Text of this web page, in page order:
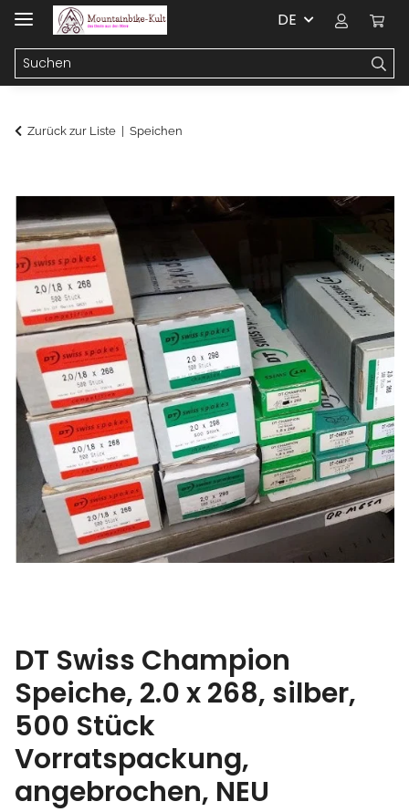
DE
Zurück zur Liste Speichen
DT Swiss Champion
Speiche, 2.0 x 268, silber,
500 Stück
Vorratspackung,
angebrochen, NEU